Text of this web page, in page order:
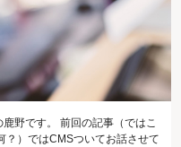
野です。 前回の記事（ではこ
？）ではCMSついてお話させて